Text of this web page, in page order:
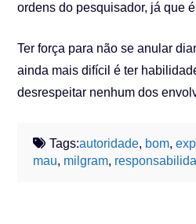
ordens do pesquisador, já que
Ter força para não se anular
ainda mais difícil é ter
desrespeitar nenhum dos
Tags:autoridade, bom,
mau, milgram,